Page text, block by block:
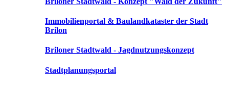
Immobilienportal & Baulandkataster der Stadt
Brilon
Briloner Stadtwald - Jagdnutzungskonzept
Stadtplanungsportal